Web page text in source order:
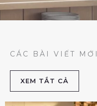
CÁC BÀI VIẾT MỚI
XEM TẮT CẢ